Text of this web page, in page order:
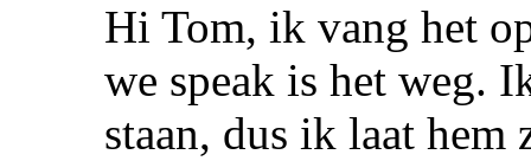
Hi Tom, ik vang het
we speak is het weg.
staan, dus ik laat hem